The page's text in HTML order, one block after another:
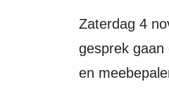
Zaterdag 4 november van 12.00-14.00 wil D66 met de inwoners van Zeewolde in
gesprek
en